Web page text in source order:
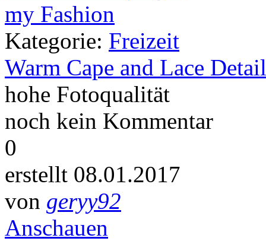
Kategorie: Freizeit
Warm Cape and Lace
hohe Fotoqualität
noch kein Kommentar
0
erstellt 08.01.2017
von geryy92
Anschauen